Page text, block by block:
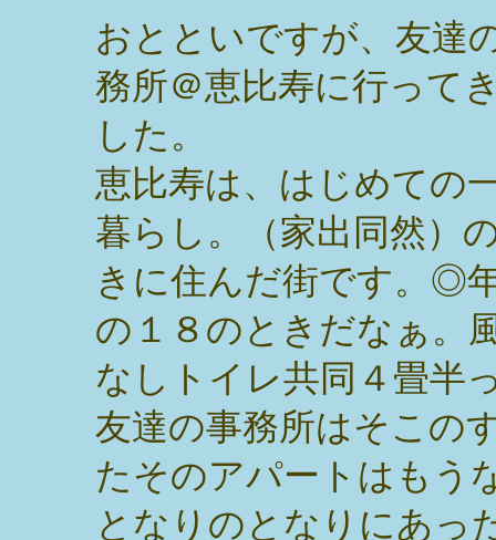
おとといですが、友達
務所＠恵比寿に行って
した。
恵比寿は、はじめての
暮らし。（家出同然）
きに住んだ街です。◎
の１８のときだなぁ。
なしトイレ共同４畳半
友達の事務所はそこの
たそのアパートはもう
となりのとなりにあっ